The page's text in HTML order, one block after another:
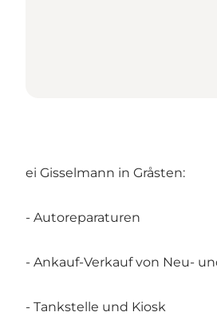
ei Gisselmann in Gråsten:
- Autoreparaturen
- Ankauf-Verkauf von Neu-
- Tankstelle und Kiosk